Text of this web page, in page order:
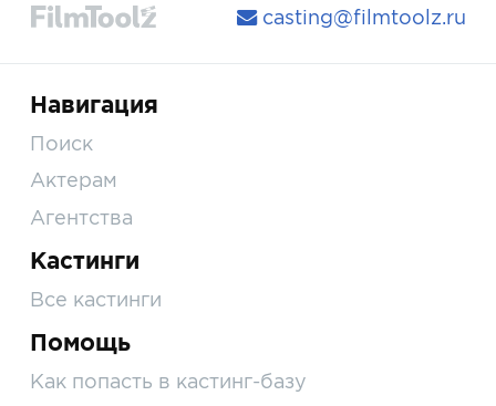
casting@filmtoolz.ru
Навигация
Поиск
Актерам
Агентства
Кастинги
Все кастинги
Помощь
Как попасть в кастинг-базу